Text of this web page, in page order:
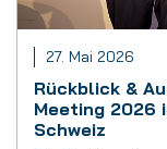
27. Mai 2026
Rückblick &
Meeting 2026
Schweiz